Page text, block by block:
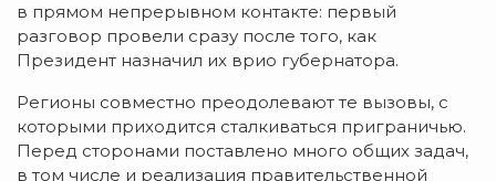
в прямом непрерывном контакте: первый
разговор провели сразу после того, как
Президент назначил их врио губернатора.
Регионы совместно преодолевают те вызовы, с
которыми приходится сталкиваться приграничью.
Перед сторонами поставлено много общих задач,
в том числе и реализация правительственной